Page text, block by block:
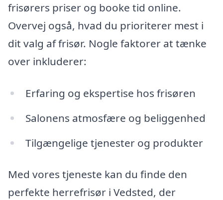
frisørers priser og booke tid online.
Overvej også, hvad du prioriterer mest i
dit valg af frisør. Nogle faktorer at tænke
over inkluderer:
Erfaring og ekspertise hos frisøren
Salonens atmosfære og beliggenhed
Tilgængelige tjenester og produkter
Med vores tjeneste kan du finde den
perfekte herrefrisør i Vedsted, der